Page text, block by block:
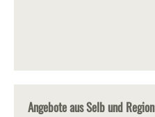
Angebote aus Selb und Region